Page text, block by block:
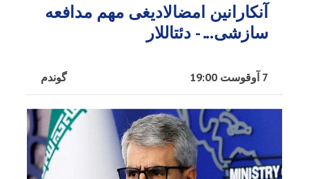
آنکارانین امضالادیغی مهم مدافعه
سازشی... - دئتاللار
گوندم 7 آوقوست 19:00